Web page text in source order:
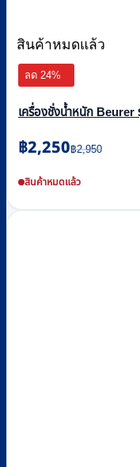
สินค้าหมดแล้ว
ลด 24%
เครื่องชั่งน้ำหนัก
฿2,950
Original
price
was:
฿2,250
Current
price
is:สินค้าหมดแล้ว